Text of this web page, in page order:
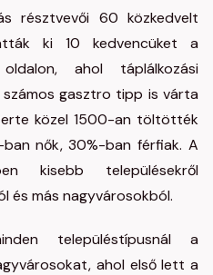
résztvevői 60 közkedvelt
ki 10 kedvencüket a
oldalon, ahol táplálkozási
gasztro tipp is várta
közel 1500-an töltötték
nők, 30%-ban férfiak. A
kisebb településekről
és más nagyvárosokból.
településtípusnál a
ahol első lett a